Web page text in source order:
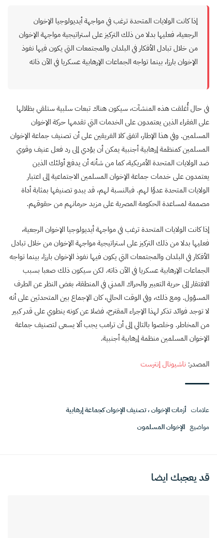
إذا كانت الولايات المتحدة ترغب في مواجهة أيديولوجيا الإخوان
الرجعية، فعليها بدلا من ذلك التركيز على استراتيجية مواجهة الإخوان
من خلال تبادل الأفكار في البلدان والمجتمعات التي يكون فيها نفوذ
الإخوان بارزا، بينما تواجه الجماعات الإرهابية عسكريا في الآن ذاته
في حال أُغلقت هذه المنشآت، سيكون هناك تبعات سلبية ستلقي بظلالها
على الفقراء الذين يعتمدون على الخدمات التي تقدمها حركة الإخوان
المسلمين. وفي هذا الإطار، اتفق كلا الفريقين على أن تصنيف جماعة الإخوان
المسلمين كمنظمة إرهابية أجنبية يمكن أن يؤدي إلى رد فعل عنيف وقوي
ضد الولايات المتحدة الأمريكية، كما من شأنه أن يدفع أولئك الذين
يعتمدون على خدمات جماعة الإخوان المسلمين الاجتماعية إلى اعتبار
الولايات المتحدة عدوًا لهم. فبالنسبة لهم، قد يبدو تصنيفها بمثابة أداة
مصممة لمساعدة الحكومة المصرية على مزيد حرمانهم من حقوقهم.
إذا كانت الولايات المتحدة ترغب في مواجهة أيديولوجيا الإخوان الرجعية،
فعليها بدلا من ذلك التركيز على استراتيجية مواجهة الإخوان من خلال تبادل
الأفكار في البلدان والمجتمعات التي يكون فيها نفوذ الإخوان بارزا، بينما تواجه
الجماعات الإرهابية عسكريا في الآن ذاته. لكن سيكون ذلك صعبا بسبب
الافتقار إلى حرية التعبير والحراك المدني في المنطقة، بغض النظر عن الطرف
المسؤول. ومع ذلك، وفي الوقت الحالي، كان الإجماع بين المتحدثين على أنه
لا توجد فوائد تذكر لهذا الإجراء المقترح، فضلا عن كونه ينطوي على قدر كبير
من المخاطر. وخلصوا بالتالي إلى أن ترامب يجب ألا يسعى لتصنيف جماعة
الإخوان المسلمين منظمة إرهابية أجنبية.
المصدر: ناشيونال إنترست
علامات أزمات الإخوان،تصنيف الإخوان كجماعة إرهابية
مواضيع الإخوان المسلمون
قد يعجبك ايضا